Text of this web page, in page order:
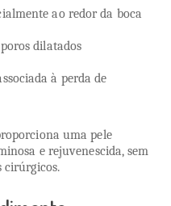
ao redor da boca
dilatados
à perda de
uma pele
e rejuvenescida, sem
cirúrgicos.